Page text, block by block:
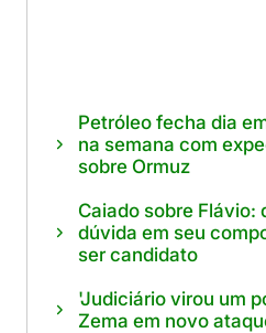
Petróleo fecha dia
na semana com
sobre Ormuz
Caiado sobre Flávio:
dúvida em seu
ser candidato
'Judiciário virou um
Zema em novo